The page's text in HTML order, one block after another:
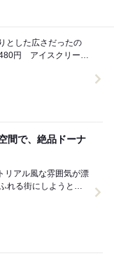
とした広さだったの
間で、絶品ドーナ
リアル風な雰囲気が漂